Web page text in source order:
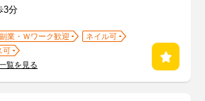
3分
副業・Ｗワーク歓迎
ネイル可
可
覧を見る